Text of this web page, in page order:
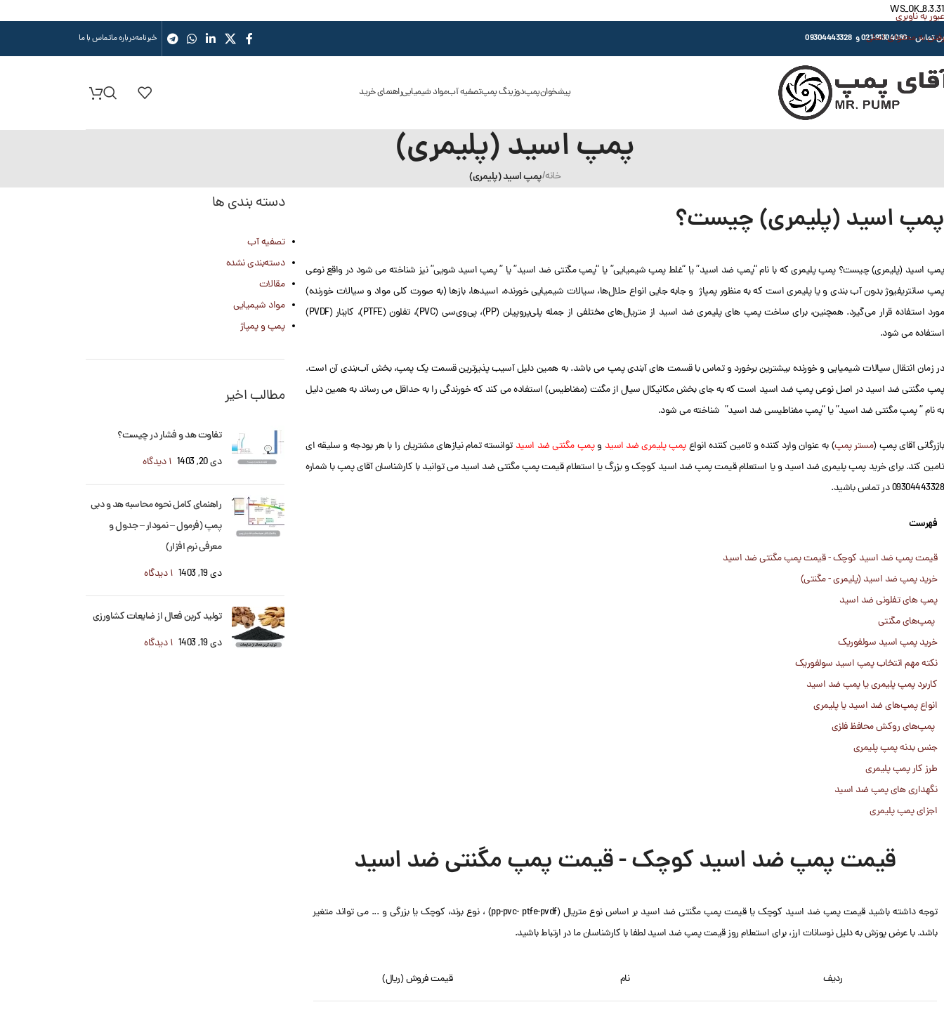
WS_OK_8.3.31
عبور به ناوبری
رفتن به محتوای اصلی
: 91304080-021 و 09304443328 خبرنامهدرباره ماتماس با ما
پیشخوانپمپدوزینگ پمپتصفیه آبمواد شیمیاییراهنمای خرید
پمپ اسید (پلیمری)
خانه/پمپ اسید (پلیمری)
پمپ اسید (پلیمری) چیست؟
پمپ اسید (پلیمری) چیست؟ پمپ پلیمری که با نام “پمپ ضد اسید” یا “غلط پمپ شیمیایی” یا “پمپ مگنتی ضد اسید” یا ” پمپ اسید شویی” نیز شناخته می شود در واقع نوعی
پمپ سانتریفیوژ بدون آب بندی و یا پلیمری است که به منظور پمپاژ و جابه جایی انواع حلال‌ها، سیالات شیمیایی خورنده، اسیدها، بازها (به صورت کلی مواد و سیالات خورنده)
مورد استفاده قرار می‌گیرد. همچنین، برای ساخت پمپ های پلیمری ضد اسید از متریال‌های مختلفی از جمله پلی‌پروپیلن (PP)، پی‌وی‌سی (PVC)، تفلون (PTFE)، کاینار (PVDF)
استفاده می شود.
در زمان انتقال سیالات شیمیایی و خورنده بیشترین برخورد و تماس با قسمت های آبندی پمپ می باشد. به همین دلیل آسیب‌ پذیرترین قسمت یک پمپ، بخش آب‌بندی آن است.
پمپ مگنتی ضد اسید در اصل نوعی پمپ ضد اسید است که به جای بخش مکانیکال سیال از مگنت (مغناطیس) استفاده می کند که خورندگی را به حداقل می رساند به همین دلیل
به نام ” پمپ مگنتی ضد اسید” یا “پمپ مغناطیسی ضد اسید” شناخته می شود.
بازرگانی آقای پمپ (مستر پمپ) به عنوان وارد کننده و تامین کننده انواعپمپ پلیمری ضد اسید وپمپ مگنتی ضد اسید توانسته تمام نیازهای مشتریان را با هر بودجه و سلیقه ای
تامین کند. برای خرید پمپ پلیمری ضد اسید و یا استعلام قیمت پمپ ضد اسید کوچک و بزرگ یا استعلام قیمت پمپ مگنتی ضد اسید می توانید با کارشناسان آقای پمپ با شماره
09304443328 در تماس باشید.
فهرست
قیمت پمپ ضد اسید کوچک - قیمت پمپ مگنتی ضد اسید
خرید پمپ ضد اسید (پلیمری - مگنتی)
پمپ های تفلونی ضد اسید
پمپ‌های مگنتی
خرید پمپ اسید سولفوریک
نکته مهم انتخاب پمپ اسید سولفوریک
کاربرد پمپ پلیمری یا پمپ ضد اسید
انواع پمپ‌های ضد اسید یا پلیمری
پمپ‌های روکش محافظ فلزی
جنس بدنه پمپ پلیمری
طرز کار پمپ پلیمری
نگهداری های پمپ ضد اسید
اجزای پمپ پلیمری
قیمت پمپ ضد اسید کوچک - قیمت پمپ مگنتی ضد اسید
توجه داشته باشید قیمت پمپ ضد اسید کوچک یا قیمت پمپ مگنتی ضد اسید بر اساس نوع متریال (pp-pvc- ptfe-pvdf) ، نوع برند، کوچک یا بزرگی و ... می تواند متغیر
باشد. با عرض پوزش به دلیل نوسانات ارز، برای استعلام روز قیمت پمپ ضد اسید لطفا با کارشناسان ما در ارتباط باشید.
ردیف نام قیمت فروش (ریال)
دسته بندی ها
تصفیه آب
دسته‌بندی نشده
مقالات
مواد شیمیایی
پمپ و پمپاژ
مطالب اخیر
تفاوت هد و فشار در چیست؟
دی 20, 1403
۱ دیدگاه
راهنمای کامل نحوه محاسبه هد و دبی
پمپ (فرمول – نمودار – جدول و
معرفی نرم افزار)
دی 19, 1403
۱ دیدگاه
تولید کربن فعال از ضایعات کشاورزی
دی 19, 1403
۱ دیدگاه